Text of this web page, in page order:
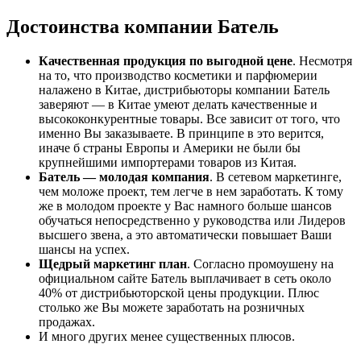
Достоинства компании Батель
Качественная продукция по выгодной цене. Несмотря
на то, что производство косметики и парфюмерии
налажено в Китае, дистрибьюторы компании Батель
заверяют — в Китае умеют делать качественные и
высококонкурентные товары. Все зависит от того, что
именно Вы заказываете. В принципе в это верится,
иначе б страны Европы и Америки не были бы
крупнейшими импортерами товаров из Китая.
Батель — молодая компания. В сетевом маркетинге,
чем моложе проект, тем легче в нем заработать. К тому
же в молодом проекте у Вас намного больше шансов
обучаться непосредственно у руководства или Лидеров
высшего звена, а это автоматически повышает Ваши
шансы на успех.
Щедрый маркетинг план. Согласно промоушену на
официальном сайте Батель выплачивает в сеть около
40% от дистрибьюторской цены продукции. Плюс
столько же Вы можете заработать на розничных
продажах.
И много других менее существенных плюсов.